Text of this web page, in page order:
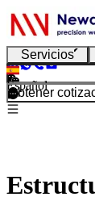
Servicios
Español
Obtener